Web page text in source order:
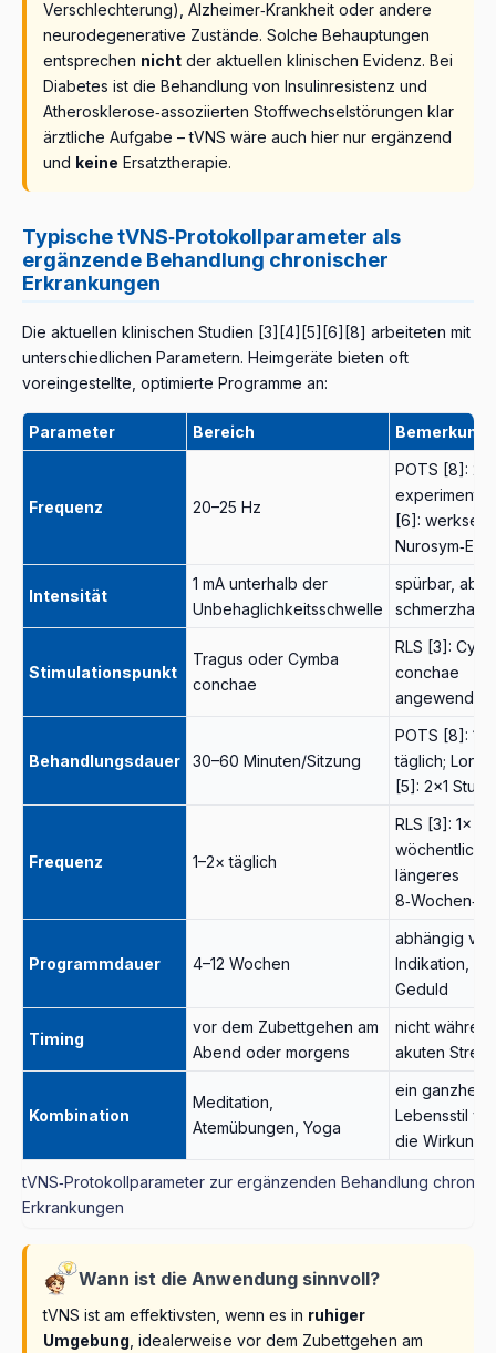
als vielversprechende nicht‑invasive
Neuromodulationsoption bei Long‑COVID‑bedingter
kognitiver Fatigue.
größere randomisierte, doppelblinde RCTs sind
da Placeboeffekte und Komorbiditäten (Schlaf,
Bewegung, Ernährung) die Ergebnisse beeinflussen.
tVNS ersetzt NICHT das umfassende
Stressmanagement‑Programm(Bewegung,
Schlafhygiene, Ernährung, psychologische
Unterstützung).
IBD durch.Die menschliche Evidenz für Heim‑tVNS bei
IBD ist aktuell begrenzt– die Behandlung von Morbus
Crohn und Colitis ulcerosa liegt in der Verantwortung
von Gastroenterologen und wird durch spezifische
Medikamente (5‑ASA, Kortikosteroide, Biologika)
bestimmt. tVNS kann hier nur alsergänzende Modalität
und in Absprache mit Fachärzten betrachtet werden.
Verschlechterung), Alzheimer‑Krankheit oder andere
neurodegenerative Zustände. Solche Behauptungen
entsprechen nicht der aktuellen klinischen Evidenz. Bei
Diabetes ist die Behandlung von Insulinresistenz und
Atherosklerose‑assoziierten Stoffwechselstörungen klar
ärztliche Aufgabe – tVNS wäre auch hier nur ergänzend
und keine Ersatztherapie.
Typische tVNS‑Protokollparameter als
ergänzende Behandlung chronischer
Erkrankungen
Die aktuellen klinischen Studien [3][4][5][6][8] arbeiteten mit
unterschiedlichen Parametern. Heimgeräte bieten oft
voreingestellte, optimierte Programme an:
tVNS‑Protokollparameter zur ergänzenden Behandlung
Erkrankungen
Parameter Bereich Bemerkung
Frequenz 20–25 Hz
POTS [8]: 20
[6]:
Intensität
1 mA unterhalb der
Unbehaglichkeitsschwelle
spürbar, aber
schmerzhaft
Stimulationspunkt
Tragus oder Cymba
conchae
RLS [3]:
conchae
angewendet
Behandlungsdauer 30–60 Minuten/Sitzung
POTS [8]: 1
täglich; Long
[5]: 2×1
Frequenz 1–2× täglich
RLS [3]: 1×
wöchentlich,
längeres
Programmdauer 4–12 Wochen
abhängig
Indikation,
Geduld
Timing
vor dem Zubettgehen am
Abend oder morgens
nicht
akuten
Kombination
Meditation,
Atemübungen, Yoga
ein
Lebensstil
die Wirkung
Wann ist die Anwendung sinnvoll?
tVNS ist am effektivsten, wenn es in ruhiger
Umgebung, idealerweise vor dem Zubettgehen am